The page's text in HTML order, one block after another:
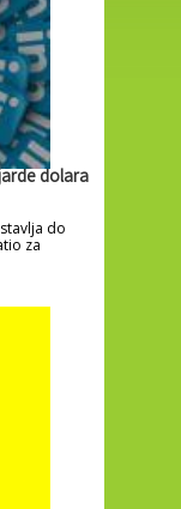
dolara
do
za